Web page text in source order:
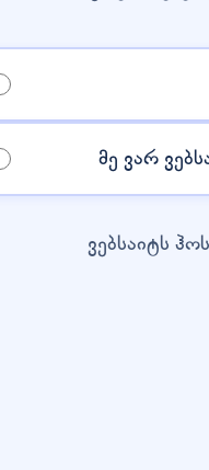
მე ვარ
ვებსაიტს